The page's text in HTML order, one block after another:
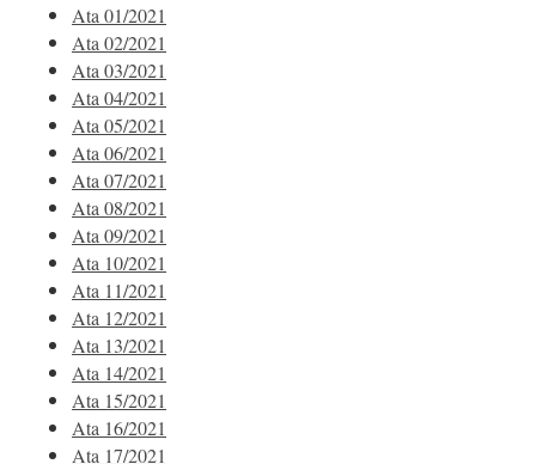
Ata 01/2021
Ata 02/2021
Ata 03/2021
Ata 04/2021
Ata 05/2021
Ata 06/2021
Ata 07/2021
Ata 08/2021
Ata 09/2021
Ata 10/2021
Ata 11/2021
Ata 12/2021
Ata 13/2021
Ata 14/2021
Ata 15/2021
Ata 16/2021
Ata 17/2021